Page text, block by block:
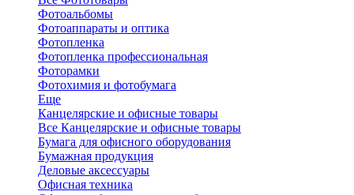
Фотоальбомы
Фотоаппараты и оптика
Фотопленка
Фотопленка профессиональная
Фоторамки
Фотохимия и фотобумага
Еще
Канцелярские и офисные товары
Все Канцелярские и офисные товары
Бумага для офисного оборудования
Бумажная продукция
Деловые аксессуары
Офисная техника